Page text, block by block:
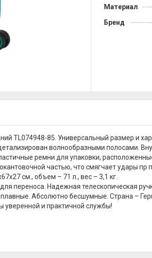
Материал
Бренд
TL074948-85. Универсальный размер и
волнообразными полосами.
ремни для упаковки,
частью, что смягчает удары
см., объем – 71 л., вес – 3,1 кг.
переноса. Надежная телескопическая
Абсолютно бесшумные. Страна –
уверенной и практичной службы!